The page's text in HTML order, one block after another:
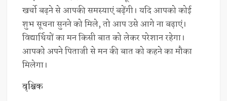
खर्चो बढ़ने से आपकी समस्याएं बढ़ेंगी। यदि आपको कोई
शुभ सूचना सुनने को मिले, तो आप उसे आगे ना बढ़ाएं।
विद्यार्थियों का मन किसी बात को लेकर परेशान रहेगा।
आपको अपने पिताजी से मन की बात को कहने का मौका
मिलेगा।
वृश्चिक